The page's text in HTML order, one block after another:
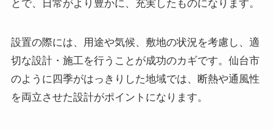
とで、日常がより豊かに、充実したものになります。
設置の際には、用途や気候、敷地の状況を考慮し、適
切な設計・施工を行うことが成功のカギです。仙台市
のように四季がはっきりした地域では、断熱や通風性
を両立させた設計がポイントになります。